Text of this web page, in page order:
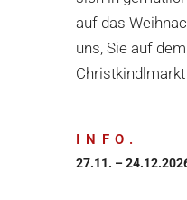
auf das
uns, Sie auf
INFO.
27.11. –